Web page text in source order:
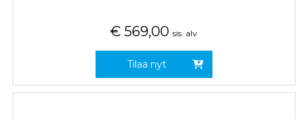
€ 569,00 sis. alv
Tilaa nyt